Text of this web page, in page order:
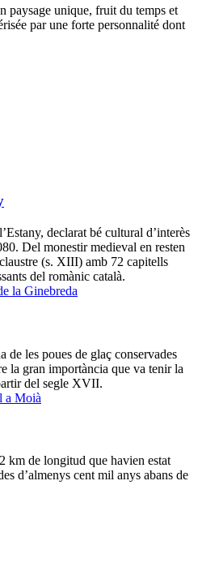
paysage unique, fruit du temps et
par une forte personnalité dont
declarat bé cultural d’interès
Del monestir medieval en resten
(s. XIII) amb 72 capitells
del romànic català.
de les poues de glaç conservades
la gran importància que va tenir la
del segle XVII.
km de longitud que havien estat
d’almenys cent mil anys abans de